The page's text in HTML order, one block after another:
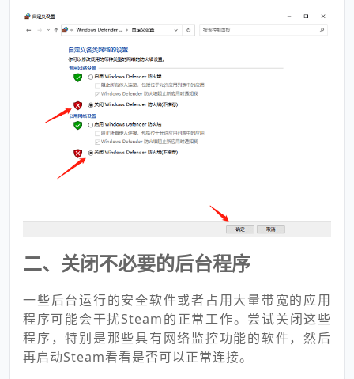
二、关闭不必要的后台程序
一些后台运行的安全软件或者占用大量带宽的应用
程序可能会干扰Steam的正常工作。尝试关闭这些
程序，特别是那些具有网络监控功能的软件，然后
再启动Steam看看是否可以正常连接。